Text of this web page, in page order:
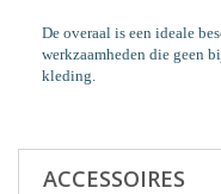
De overaal is een ideale
werkzaamheden die geen
kleding.
ACCESSOIRES